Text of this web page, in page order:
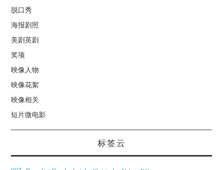
脱口秀
海报剧照
美剧英剧
奖项
映像人物
映像花絮
映像相关
短片微电影
标签云